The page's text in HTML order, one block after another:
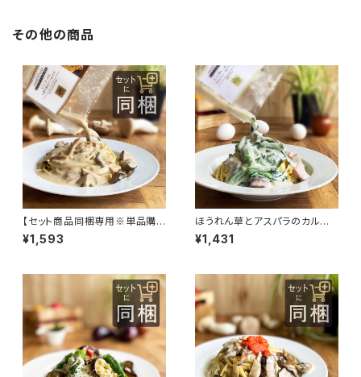
その他の商品
【セット商品同梱専用※単品購
入不可】ポルチーニの香り漂う
クリームソース
¥1,593
ほうれん草とアスパラのカルボ
ナーラ風ソース
¥1,431